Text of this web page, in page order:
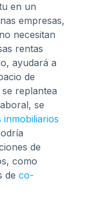
en un
empresas,
necesitan
rentas
ayudará a
de
replantea
se
inmobiliarios
de
como
de co-